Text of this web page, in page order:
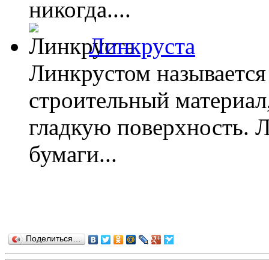
никогда....
Линкруста
Линкрустом
строительный
гладкую поверхность.
бумаги...
Поделиться…